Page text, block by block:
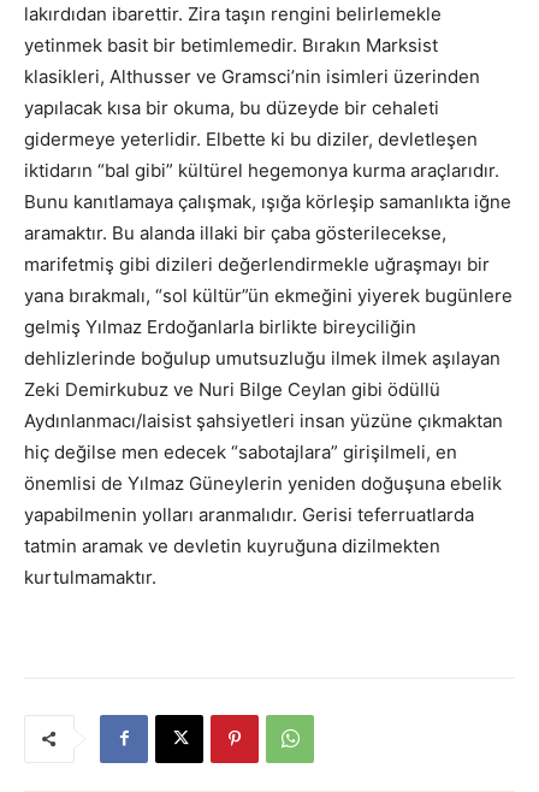
lakırdıdan ibarettir. Zira taşın rengini belirlemekle
yetinmek basit bir betimlemedir. Bırakın Marksist
klasikleri, Althusser ve Gramsci’nin isimleri üzerinden
yapılacak kısa bir okuma, bu düzeyde bir cehaleti
gidermeye yeterlidir. Elbette ki bu diziler, devletleşen
iktidarın “bal gibi” kültürel hegemonya kurma araçlarıdır.
Bunu kanıtlamaya çalışmak, ışığa körleşip samanlıkta iğne
aramaktır. Bu alanda illaki bir çaba gösterilecekse,
marifetmiş gibi dizileri değerlendirmekle uğraşmayı bir
yana bırakmalı, “sol kültür”ün ekmeğini yiyerek bugünlere
gelmiş Yılmaz Erdoğanlarla birlikte bireyciliğin
dehlizlerinde boğulup umutsuzluğu ilmek ilmek aşılayan
Zeki Demirkubuz ve Nuri Bilge Ceylan gibi ödüllü
Aydınlanmacı/laisist şahsiyetleri insan yüzüne çıkmaktan
hiç değilse men edecek “sabotajlara” girişilmeli, en
önemlisi de Yılmaz Güneylerin yeniden doğuşuna ebelik
yapabilmenin yolları aranmalıdır. Gerisi teferruatlarda
tatmin aramak ve devletin kuyruğuna dizilmekten
kurtulmamaktır.